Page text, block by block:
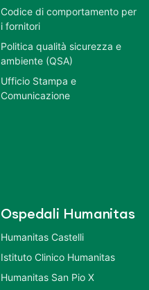
Codice di comportamento per
i fornitori
Politica qualità sicurezza e
ambiente (QSA)
Ufficio Stampa e
Comunicazione
Ospedali Humanitas
Humanitas Castelli
Istituto Clinico Humanitas
Humanitas San Pio X